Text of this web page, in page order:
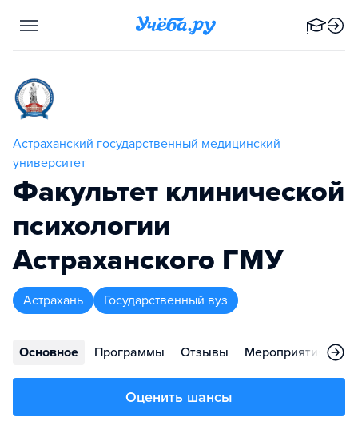
Астраханский государственный медицинский
университет
Факультет клинической
психологии
Астраханского ГМУ
Астрахань Государственный вуз
Основное Программы Отзывы Мероприятия
Оценить шансы